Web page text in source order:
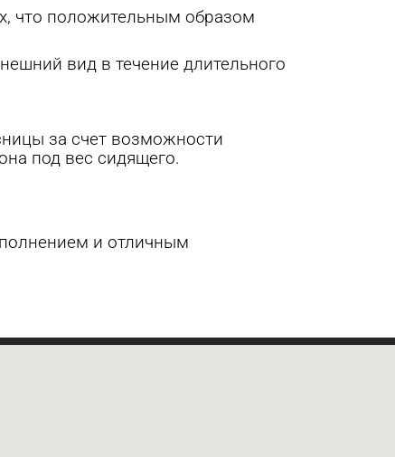
что положительным образом
вид в течение длительного
за счет возможности
под вес сидящего.
и отличным